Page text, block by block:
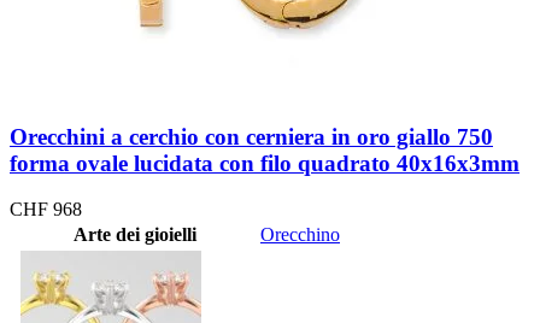
Orecchini a cerchio con cerniera in oro giallo 750
forma ovale lucidata con filo quadrato 40x16x3mm
CHF 968
Arte dei gioielli
Orecchino